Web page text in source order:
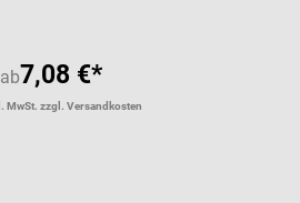
ab7,08 €*
MwSt. zzgl. Versandkosten